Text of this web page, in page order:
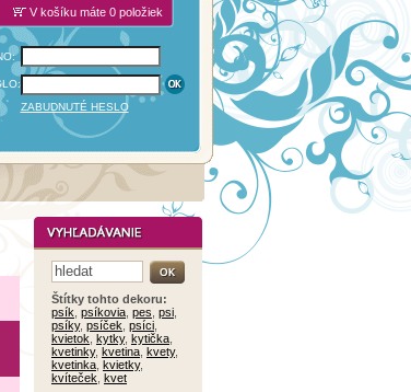
V košíku máte 0 položiek
ZABUDNUTÉ HESLO
Štítky tohto dekoru:
psík psíkovia pes psi
psíky, psíček psíci
kvietok kytky, kytička
kvetinky, kvetina kvety,
kvetinka kvietky,
kvíteček kvet